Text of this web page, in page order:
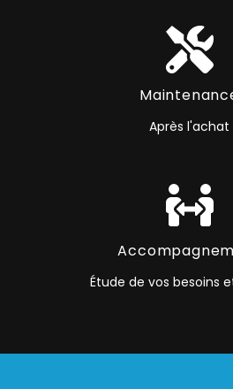
Après l'achat
Étude de vos besoins